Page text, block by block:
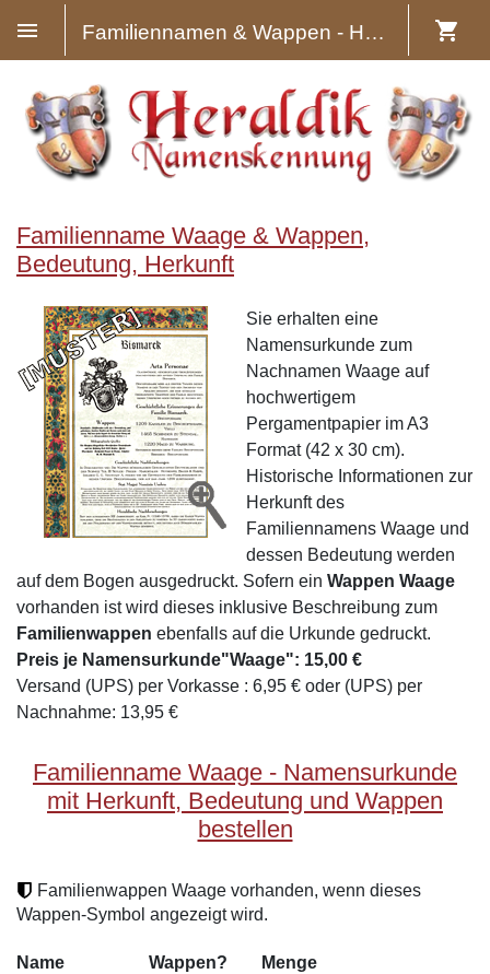
Familiennamen & Wappen - Heraldik
Familienname Waage & Wappen,
Bedeutung, Herkunft
Sie erhalten eine
Namensurkunde zum
Nachnamen Waage auf
hochwertigem
Pergamentpapier im A3
Format (42 x 30 cm).
Historische Informationen zur
Herkunft des
Familiennamens Waage und
dessen Bedeutung werden
auf dem Bogen ausgedruckt. Sofern ein Wappen Waage
vorhanden ist wird dieses inklusive Beschreibung zum
Familienwappen ebenfalls auf die Urkunde gedruckt.
Preis je Namensurkunde"Waage": 15,00 €
Versand (UPS) per Vorkasse : 6,95 € oder (UPS) per
Nachnahme: 13,95 €
Familienname Waage - Namensurkunde
mit Herkunft, Bedeutung und Wappen
bestellen
Familienwappen Waage vorhanden, wenn dieses
Wappen-Symbol angezeigt wird.
Name Wappen?
Menge